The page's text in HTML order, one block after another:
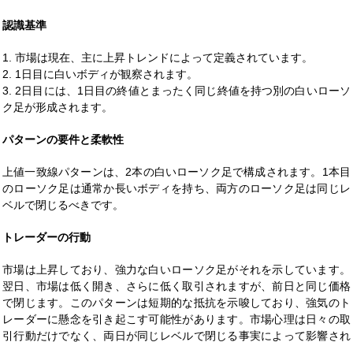
認識基準
1. 市場は現在、主に上昇トレンドによって定義されています。
2. 1日目に白いボディが観察されます。
3. 2日目には、1日目の終値とまったく同じ終値を持つ別の白いローソ
ク足が形成されます。
パターンの要件と柔軟性
上値一致線パターンは、2本の白いローソク足で構成されます。1本目
のローソク足は通常か長いボディを持ち、両方のローソク足は同じレ
ベルで閉じるべきです。
トレーダーの行動
市場は上昇しており、強力な白いローソク足がそれを示しています。
翌日、市場は低く開き、さらに低く取引されますが、前日と同じ価格
で閉じます。このパターンは短期的な抵抗を示唆しており、強気のト
レーダーに懸念を引き起こす可能性があります。市場心理は日々の取
引行動だけでなく、両日が同じレベルで閉じる事実によって影響され